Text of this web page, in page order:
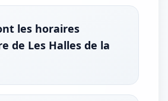
les horaires
de Les Halles de la